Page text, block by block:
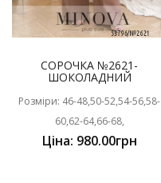
СОРОЧКА №2621-
ШОКОЛАДНИЙ
Розміри: 46-48,50-52,54-56,58-
60,62-64,66-68,
Ціна: 980.00грн